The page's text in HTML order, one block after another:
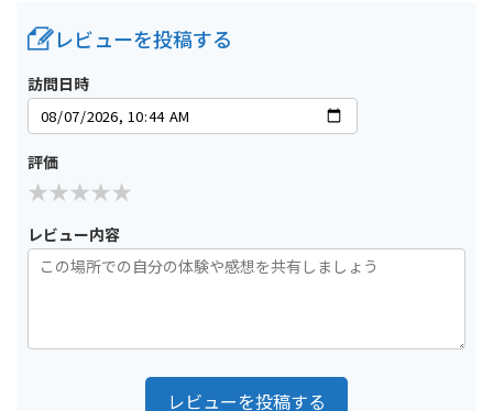
レビューを投稿する
訪問日時
評価
レビュー内容
レビューを投稿する